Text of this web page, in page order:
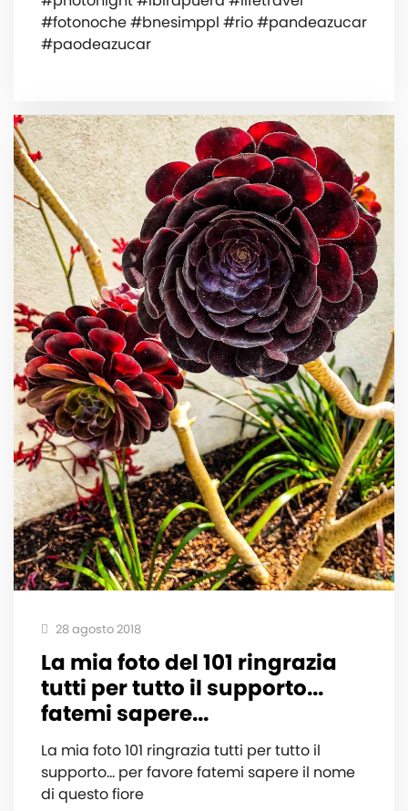
#fotonoche #bnesimppl #rio #pandeazucar
#paodeazucar
28 agosto 2018
La mia foto del 101 ringrazia
tutti per tutto il supporto...
fatemi sapere...
La mia foto 101 ringrazia tutti per tutto il
supporto... per favore fatemi sapere il nome
di questo fiore